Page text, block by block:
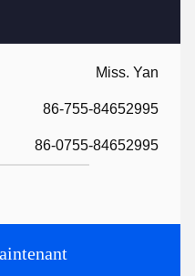
Miss. Yan
86-755-84652995
86-0755-84652995